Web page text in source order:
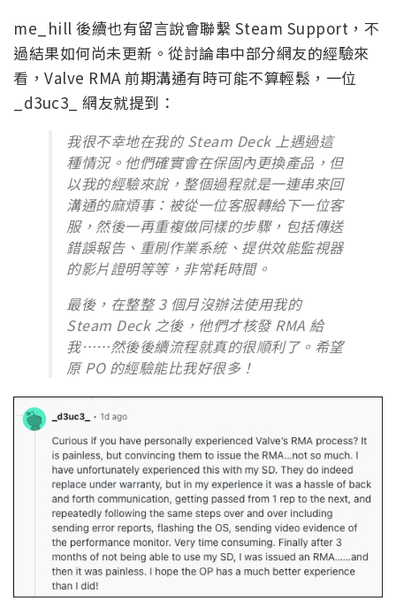
me_hill 後續也有留言說會聯繫 Steam Support，不
過結果如何尚未更新。從討論串中部分網友的經驗來
看，Valve RMA 前期溝通有時可能不算輕鬆，一位
_d3uc3_ 網友就提到：
我很不幸地在我的 Steam Deck 上遇過這
種情況。他們確實會在保固內更換產品，但
以我的經驗來說，整個過程就是一連串來回
溝通的麻煩事：被從一位客服轉給下一位客
服，然後一再重複做同樣的步驟，包括傳送
錯誤報告、重刷作業系統、提供效能監視器
的影片證明等等，非常耗時間。
最後，在整整 3 個月沒辦法使用我的
Steam Deck 之後，他們才核發 RMA 給
我……然後後續流程就真的很順利了。希望
原 PO 的經驗能比我好很多！